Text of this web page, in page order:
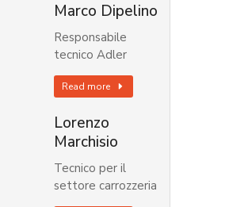
Marco Dipelino
Responsabile
tecnico Adler
Read more
Lorenzo
Marchisio
Tecnico per il
settore carrozzeria